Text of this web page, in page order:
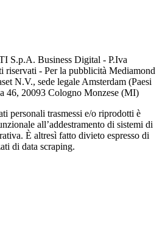
S.p.A. Business Digital - P.Iva
riservati - Per la pubblicità Mediamond
N.V., sede legale Amsterdam (Paesi
46, 20093 Cologno Monzese (MI)
personali trasmessi e/o riprodotti è
all’addestramento di sistemi di
È altresì fatto divieto espresso di
di data scraping.